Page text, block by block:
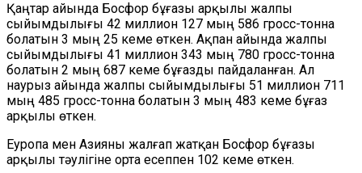
Қаңтар айында Босфор бұғазы арқылы жалпы
сыйымдылығы 42 миллион 127 мың 586 гросс-тонна
болатын 3 мың 25 кеме өткен. Ақпан айында жалпы
сыйымдылығы 41 миллион 343 мың 780 гросс-тонна
болатын 2 мың 687 кеме бұғазды пайдаланған. Ал
наурыз айында жалпы сыйымдылығы 51 миллион 711
мың 485 гросс-тонна болатын 3 мың 483 кеме бұғаз
арқылы өткен.
Еуропа мен Азияны жалғап жатқан Босфор бұғазы
арқылы тәулігіне орта есеппен 102 кеме өткен.